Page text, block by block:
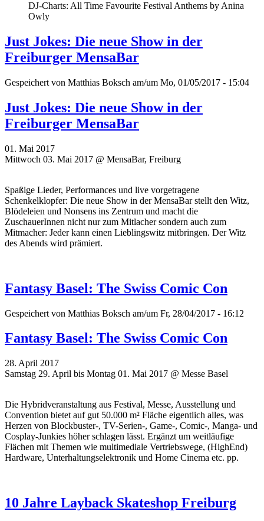
DJ-Charts: All Time Favourite Festival Anthems by Anina
Owly
Just Jokes: Die neue Show in der
Freiburger MensaBar
Gespeichert von Matthias Boksch am/um Mo, 01/05/2017 - 15:04
Just Jokes: Die neue Show in der
Freiburger MensaBar
01. Mai 2017
Mittwoch 03. Mai 2017 @ MensaBar, Freiburg
Spaßige Lieder, Performances und live vorgetragene
Schenkelklopfer: Die neue Show in der MensaBar stellt den Witz,
Blödeleien und Nonsens ins Zentrum und macht die
ZuschauerInnen nicht nur zum Mitlacher sondern auch zum
Mitmacher: Jeder kann einen Lieblingswitz mitbringen. Der Witz
des Abends wird prämiert.
Fantasy Basel: The Swiss Comic Con
Gespeichert von Matthias Boksch am/um Fr, 28/04/2017 - 16:12
Fantasy Basel: The Swiss Comic Con
28. April 2017
Samstag 29. April bis Montag 01. Mai 2017 @ Messe Basel
Die Hybridveranstaltung aus Festival, Messe, Ausstellung und
Convention bietet auf gut 50.000 m² Fläche eigentlich alles, was
Herzen von Blockbuster-, TV-Serien-, Game-, Comic-, Manga- und
Cosplay-Junkies höher schlagen lässt. Ergänzt um weitläufige
Flächen mit Themen wie multimediale Vertriebswege, (HighEnd)
Hardware, Unterhaltungselektronik und Home Cinema etc. pp.
10 Jahre Layback Skateshop Freiburg